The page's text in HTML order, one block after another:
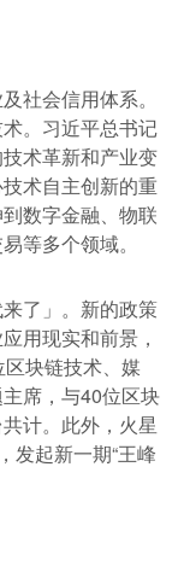
会信用体系。
。习近平总书记
术革新和产业变
术自主创新的重
数字金融、物联
等多个领域。
了」。新的政策
用现实和前景，
块链技术、媒
席，与40位区块
计。此外，火星
发起新一期“王峰